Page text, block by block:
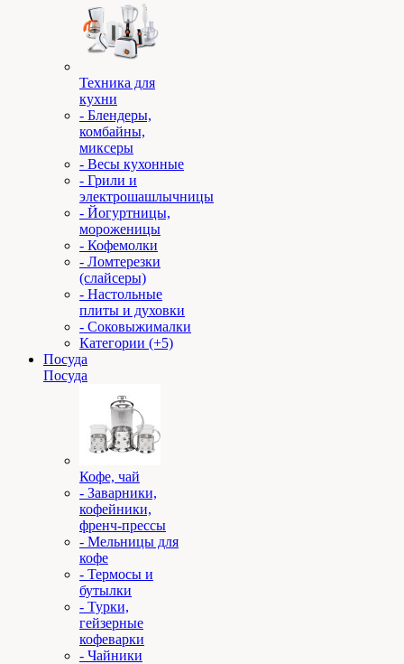
Техника для
кухни
- Блендеры,
комбайны,
миксеры
- Весы кухонные
- Грили и
электрошашлычницы
- Йогуртницы,
мороженицы
- Кофемолки
- Ломтерезки
(слайсеры)
- Настольные
плиты и духовки
- Соковыжималки
Категории (+5)
Посуда
Посуда
Кофе, чай
- Заварники,
кофейники,
френч-прессы
- Мельницы для
кофе
- Термосы и
бутылки
- Турки,
гейзерные
кофеварки
- Чайники